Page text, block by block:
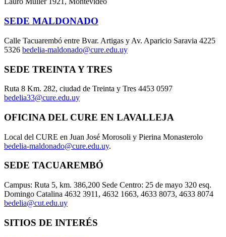
SEDE MALDONADO
Calle Tacuarembó entre Bvar. Artigas y Av. Aparicio Saravia 4225
5326 bedelia-maldonado@cure.edu.uy
SEDE TREINTA Y TRES
Ruta 8 Km. 282, ciudad de Treinta y Tres 4453 0597
bedelia33@cure.edu.uy
OFICINA DEL CURE EN LAVALLEJA
Local del CURE en Juan José Morosoli y Pierina Monasterolo
bedelia-maldonado@cure.edu.uy.
SEDE TACUAREMBÓ
Campus: Ruta 5, km. 386,200 Sede Centro: 25 de mayo 320 esq.
Domingo Catalina 4632 3911, 4632 1663, 4633 8073, 4633 8074
bedelia@cut.edu.uy
SITIOS DE INTERÉS